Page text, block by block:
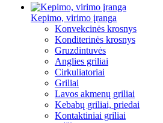
Kepimo, virimo įranga
Konvekcinės krosnys
Konditerinės krosnys
Gruzdintuvės
Anglies griliai
Cirkuliatoriai
Griliai
Lavos akmenų griliai
Kebabų griliai, priedai
Kontaktiniai griliai